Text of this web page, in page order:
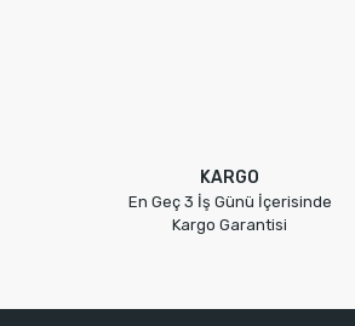
KARGO
En Geç 3 İş Günü İçerisinde
Kargo Garantisi